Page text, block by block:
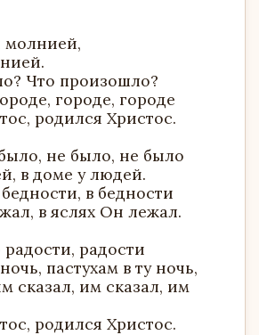
молнией,
Что произошло?
городе, городе
родился Христос.
не было, не было
в доме у людей.
в бедности
в яслях Он лежал.
радости
пастухам в ту ночь,
сказал, им сказал, им
родился Христос.